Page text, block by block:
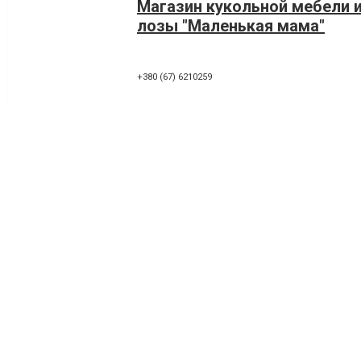
Магазин кукольной мебели
лозы "Маленькая мама"
+380 (67) 6210259